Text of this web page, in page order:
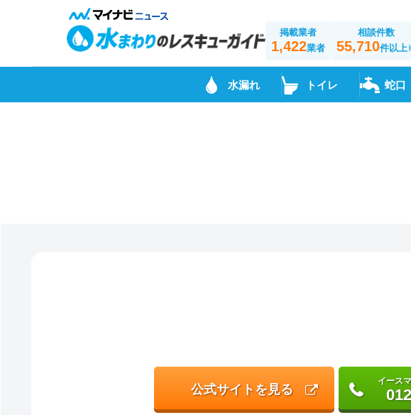
掲載業者
1,422業者
相談件数
55,710件以上
水漏れ トイレ 蛇口
公式サイトを見る
イース